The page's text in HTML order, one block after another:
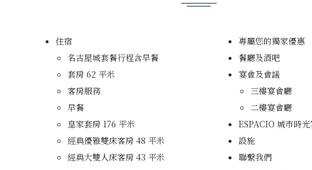
住宿
名古屋城套餐行程含早餐
套房 62 平米
客房服務
早餐
皇家套房 176 平米
經典優雅雙床客房 48 平米
經典大雙人床客房 43 平米
專屬您的獨家優惠
餐廳及酒吧
宴會及會議
三樓宴會廳
二樓宴會廳
ESPACIO 城市時
設施
聯繫我們